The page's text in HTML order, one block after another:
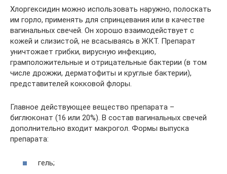
Хлоргексидин можно использовать наружно, полоскать
им горло, применять для спринцевания или в качестве
вагинальных свечей. Он хорошо взаимодействует с
кожей и слизистой, не всасываясь в ЖКТ. Препарат
уничтожает грибки, вирусную инфекцию,
грамположительные и отрицательные бактерии (в том
числе дрожжи, дерматофиты и круглые бактерии),
представителей кокковой флоры.
Главное действующее вещество препарата –
биглюконат (16 или 20%). В состав вагинальных свечей
дополнительно входит макрогол. Формы выпуска
препарата:
гель;